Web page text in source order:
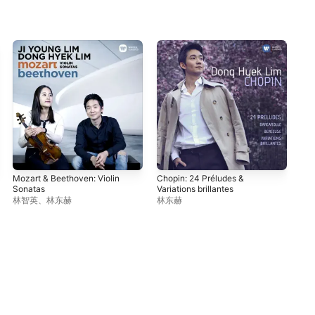
Mozart & Beethoven: Violin
Sonatas
林智英 、林东赫
Chopin: 24 Préludes &
Variations brillantes
林东赫